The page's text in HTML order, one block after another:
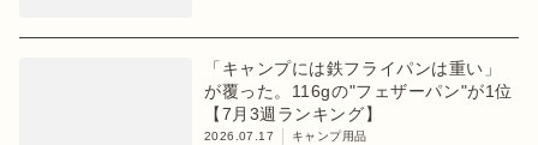
「キャンプには鉄フライパンは重い」
が覆った。116gの"フェザーパン"が1位
【7月3週ランキング】
2026.07.17 キャンプ用品